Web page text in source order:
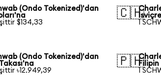
(Ondo Tokenized)'dan
$134,33
🇨🇭
1
(Ondo Tokenized)'dan
৳12.949,39
🇵🇭
1